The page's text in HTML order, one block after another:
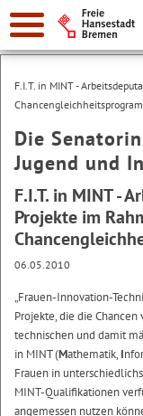
Suche:
F.I.T. in MINT -
Die
Jugend und
F.I.T. in MINT -
Projekte im
06.05.2010
„Frauen-Innovation-
Projekte, die die
technischen und damit
in MINT (Mathematik, I
Frauen in
MINT-Qualifikationen
angemessen nutzen